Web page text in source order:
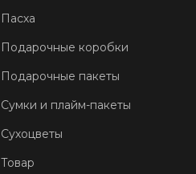
Пасха
Подарочные коробки
Подарочные пакеты
Сумки и плайм-пакеты
Сухоцветы
Товар